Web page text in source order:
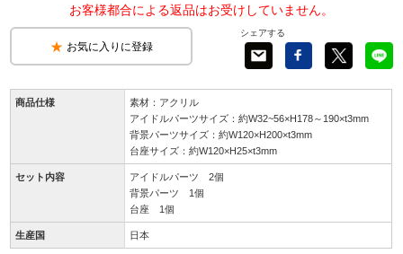
お客様都合による返品はお受けしていません。
お気に入りに登録
シェアする
商品仕様
素材：アクリル
アイドルパーツサイズ：約W32~56×H178～190×t3mm
背景パーツサイズ：約W120×H200×t3mm
台座サイズ：約W120×H25×t3mm
セット内容
アイドルパーツ 2個
背景パーツ 1個
台座 1個
生産国 日本